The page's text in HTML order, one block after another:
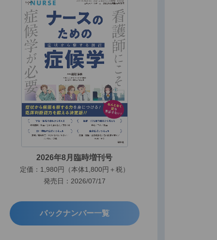
2026年8月臨時増刊号
定価：1,980円（本体1,800円＋税）
発売日：2026/07/17
バックナンバー一覧